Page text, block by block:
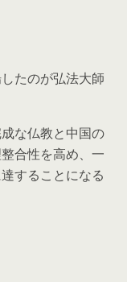
たのが弘法大師
な仏教と中国の
合性を高め、一
することになる